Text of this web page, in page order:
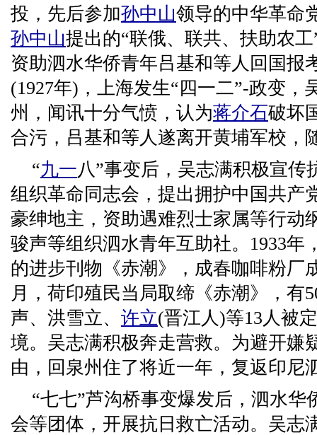
投，先后参加孙中山领导的中华革命
孙中山提出的“联俄、联共、扶助农
资助泗水华侨青年吕基和等人回国报
(1927年)，上海发生“四一二”-政变，
州，闻讯十分气愤，认为蒋介石破坏
合污，吕基和等人遂离开黄埔军校，
“九一八”事变后，吴志满积极宣传
组织革命同志会，提出拥护中国共产
豪绅地主，资助遇难烈士家属等行动
骏声等组织泗水青年互助社。1933年
的进步刊物《赤潮》，成春咖啡粉厂
月，荷印殖民当局取缔《赤潮》，有
声、洪雪立、 许立(晋江人)等13人被
境。吴志满积极奔走营救。为避开嫌
由，回泉州住了将近一年，复返印尼
“七七”芦沟桥事变爆发后，泗水华
会等团体，开展抗日救亡活动。吴志